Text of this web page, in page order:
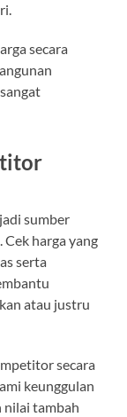
secara
sumber
harga yang
serta
atau justru
secara
keunggulan
nilai tambah